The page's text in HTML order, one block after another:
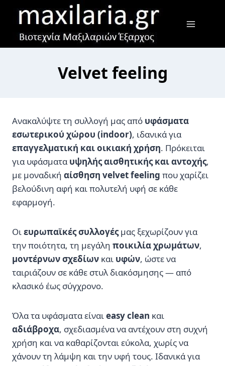
content
Velvet feeling
Ανακαλύψτε τη συλλογή μας από υφάσματα
εσωτερικού χώρου (indoor), ιδανικά για
επαγγελματική και οικιακή χρήση. Πρόκειται
για υφάσματαυψηλής αισθητικής και αντοχής,
με μοναδική αίσθηση velvet feeling που χαρίζει
βελούδινη αφή και πολυτελή υφή σε κάθε
εφαρμογή.
Οιευρωπαϊκές συλλογέςμας ξεχωρίζουν για
την ποιότητα, τη μεγάλη ποικιλία χρωμάτων,
μοντέρνων σχεδίων και υφών, ώστε να
ταιριάζουν σε κάθε στυλ διακόσμησης — από
κλασικό έως σύγχρονο.
Όλα τα υφάσματα είναιeasy clean και
αδιάβροχα, σχεδιασμένα να αντέχουν στη συχνή
χρήση και να καθαρίζονται εύκολα, χωρίς να
χάνουν τη λάμψη και την υφή τους. Ιδανικά για